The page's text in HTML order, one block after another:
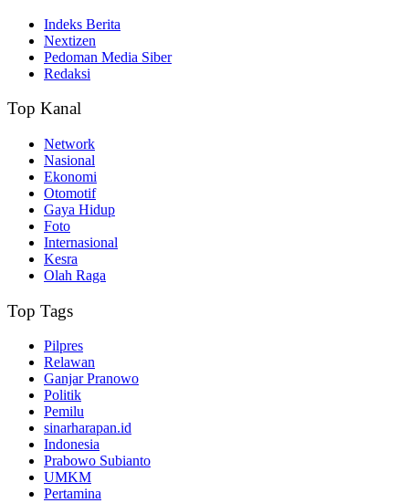
Indeks Berita
Nextizen
Pedoman Media Siber
Redaksi
Top Kanal
Network
Nasional
Ekonomi
Otomotif
Gaya Hidup
Foto
Internasional
Kesra
Olah Raga
Top Tags
Pilpres
Relawan
Ganjar Pranowo
Politik
Pemilu
sinarharapan.id
Indonesia
Prabowo Subianto
UMKM
Pertamina